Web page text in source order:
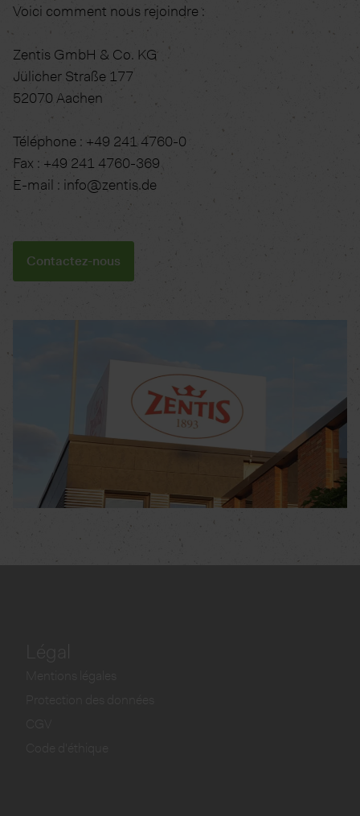
Voici comment nous rejoindre :
Zentis GmbH & Co. KG
Jülicher Straße 177
52070 Aachen
Téléphone : +49 241 4760-0
Fax : +49 241 4760-369
E-mail : info@zentis.de
Contactez-nous